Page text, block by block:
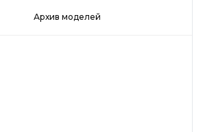
Архив моделей